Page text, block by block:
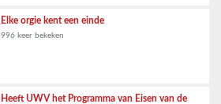
Elke orgie kent een einde
996 keer bekeken
Heeft UWV het Programma van Eisen van de